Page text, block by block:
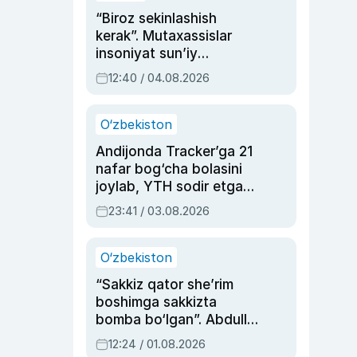
“Biroz sekinlashish
kerak”. Mutaxassislar
insoniyat sun’iy
intellektni boshqara
olmay qolishidan xavotir
12:40 / 04.08.2026
O‘zbekiston
Andijonda Tracker’ga 21
nafar bog‘cha bolasini
joylab, YTH sodir etgan
ayolga sud hukmi o‘qildi
23:41 / 03.08.2026
O‘zbekiston
“Sakkiz qator she’rim
boshimga sakkizta
bomba bo‘lgan”. Abdulla
Oripovni siyosiy
12:24 / 01.08.2026